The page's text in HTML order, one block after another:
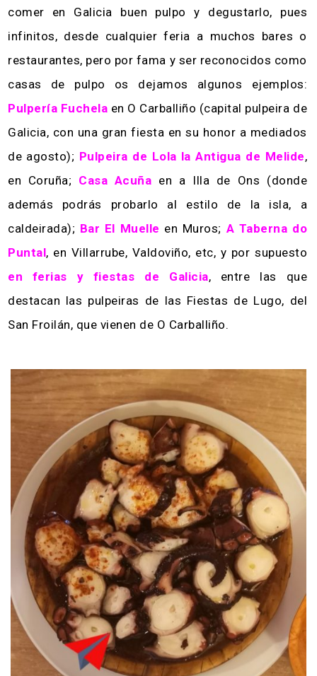
comer en Galicia buen pulpo y degustarlo, pues
infinitos, desde cualquier feria a muchos bares o
restaurantes, pero por fama y ser reconocidos como
casas de pulpo os dejamos algunos ejemplos:
Pulpería Fuchela en O Carballiño (capital pulpeira de
Galicia, con una gran fiesta en su honor a mediados
de agosto); Pulpeira de Lola la Antigua de Melide,
en Coruña; Casa Acuña en a Illa de Ons (donde
además podrás probarlo al estilo de la isla, a
caldeirada); Bar El Muelle en Muros; A Taberna do
Puntal, en Villarrube, Valdoviño, etc, y por supuesto
en ferias y fiestas de Galicia, entre las que
destacan las pulpeiras de las Fiestas de Lugo, del
San Froilán, que vienen de O Carballiño.